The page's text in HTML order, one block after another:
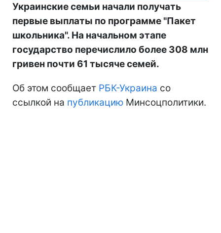
Украинские семьи начали получать
первые выплаты по программе "Пакет
школьника". На начальном этапе
государство перечислило более 308 млн
гривен почти 61 тысяче семей.
Об этом сообщает РБК-Украина со
ссылкой на публикацию Минсоцполитики.